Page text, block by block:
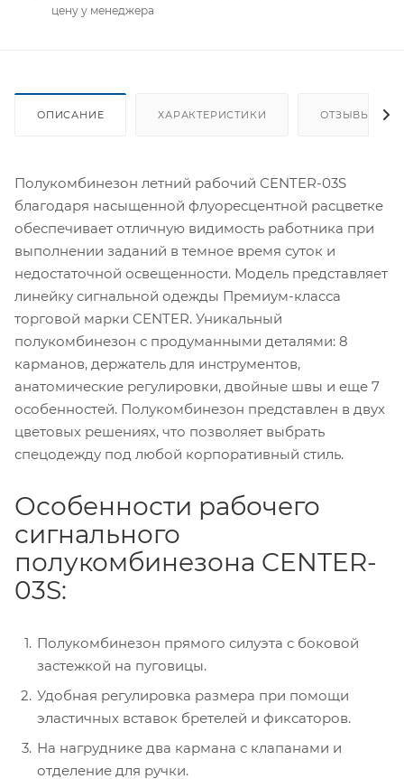
цену у менеджера
ОПИСАНИЕ ХАРАКТЕРИСТИКИ ОТЗЫВЫ
Полукомбинезон летний рабочий CENTER-03S
благодаря насыщенной флуоресцентной расцветке
обеспечивает отличную видимость работника при
выполнении заданий в темное время суток и
недостаточной освещенности. Модель представляет
линейку сигнальной одежды Премиум-класса
торговой марки CENTER. Уникальный
полукомбинезон с продуманными деталями: 8
карманов, держатель для инструментов,
анатомические регулировки, двойные швы и еще 7
особенностей. Полукомбинезон представлен в двух
цветовых решениях, что позволяет выбрать
спецодежду под любой корпоративный стиль.
Особенности рабочего
сигнального
полукомбинезона CENTER-
03S:
Полукомбинезон прямого силуэта с боковой
застежкой на пуговицы.
Удобная регулировка размера при помощи
эластичных вставок бретелей и фиксаторов.
На нагруднике два кармана с клапанами и
отделение для ручки.